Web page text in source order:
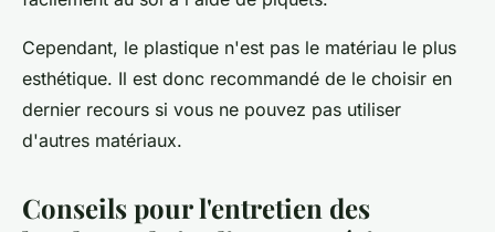
Cependant, le plastique n'est pas le matériau le plus
esthétique. Il est donc recommandé de le choisir en
dernier recours si vous ne pouvez pas utiliser
d'autres matériaux.
Conseils pour l'entretien des